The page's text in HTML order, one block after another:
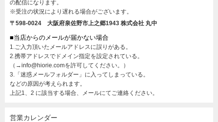
の配信になります。
※受注の状況により遅れる場合がございます。
〒598-0024 大阪府泉佐野市上之郷1943 株式会社 丸中
■当店からのメールが届かない場合
1.ご入力頂いたメールアドレスに誤りがある。
2.携帯アドレスでドメイン指定を設定されている。
（→info@hiorie.comを許可してください。）
3.「迷惑メールフォルダー」に入ってしまっている。
などの原因が考えられます。
上記1、2 に該当する場合、メールにてご連絡ください。
営業カレンダー